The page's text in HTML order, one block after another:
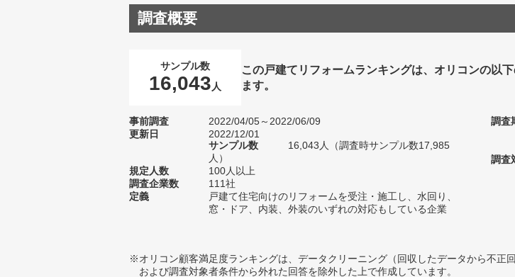
調査概要
サンプル数
16,043 人
この戸建てリフォームランキングは、オリコンの以
ます。
事前調査
2022/04/05～2022/06/09
更新日
2022/12/01
サンプル数
16,043人（調査時サンプル数17,985
人）
規定人数
100人以上
調査企業数
111社
定義
戸建て住宅向けのリフォームを受注・施工し、水回り、
窓・ドア、内装、外装のいずれの対応もしている企業
調査
調査
※オリコン顧客満足度ランキングは、データクリーニング（回収したデータから不正
および調査対象者条件から外れた回答を除外した上で作成しています。